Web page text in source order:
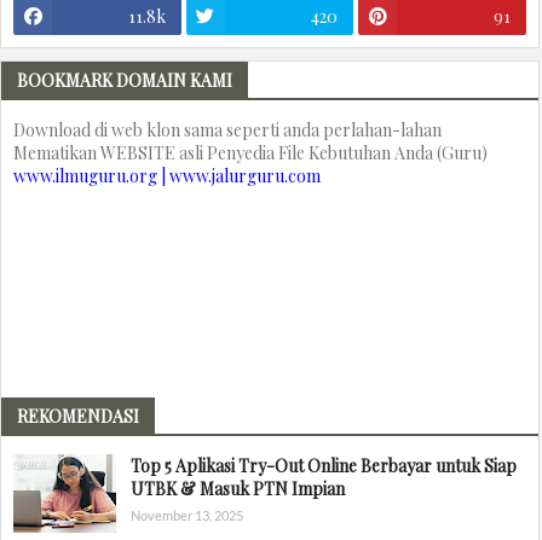
11.8k 420 91
BOOKMARK DOMAIN KAMI
Download di web klon sama seperti anda perlahan-lahan
Mematikan WEBSITE asli Penyedia File Kebutuhan Anda (Guru)
www.ilmuguru.org | www.jalurguru.com
REKOMENDASI
Top 5 Aplikasi Try-Out Online Berbayar untuk Siap
UTBK & Masuk PTN Impian
November 13, 2025